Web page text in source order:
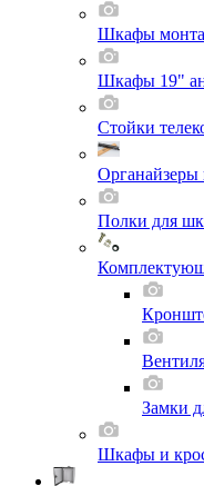
Шкафы
Шкафы 19"
Стойки
Органайзеры
Полки для
Замки
Шкафы и